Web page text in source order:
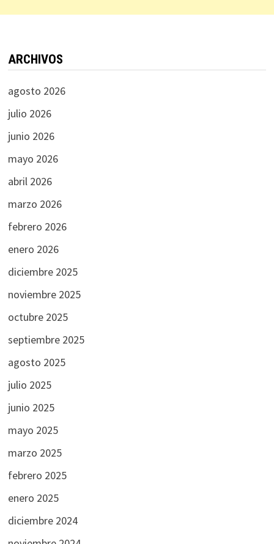
ARCHIVOS
agosto 2026
julio 2026
junio 2026
mayo 2026
abril 2026
marzo 2026
febrero 2026
enero 2026
diciembre 2025
noviembre 2025
octubre 2025
septiembre 2025
agosto 2025
julio 2025
junio 2025
mayo 2025
marzo 2025
febrero 2025
enero 2025
diciembre 2024